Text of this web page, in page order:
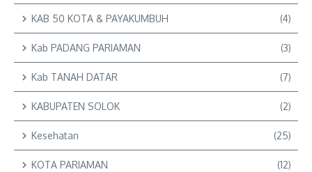
KAB 50 KOTA & PAYAKUMBUH (4)
Kab PADANG PARIAMAN (3)
Kab TANAH DATAR (7)
KABUPATEN SOLOK (2)
Kesehatan (25)
KOTA PARIAMAN (12)